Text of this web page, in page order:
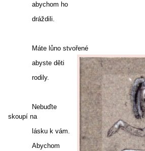
abychom ho
dráždili.
Máte lůno stvořené
abyste děti
rodily.
Nebuďte
skoupí na
lásku k vám.
Abychom